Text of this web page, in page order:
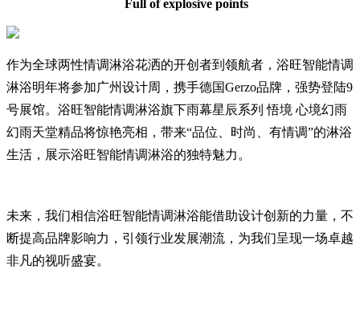
Full of explosive points
作为全球两性情调淋浴花洒的开创者到领航者，浴旺智能情调
淋浴明年将参加广州设计周，携手德国Gerzo品牌，强势登陆9
号展馆。浴旺智能情调淋浴旗下雨幕星辰系列 悟境 心境幻雨
幻雨天堂精品将惊艳亮相，带来“品位、时尚、有情调”的淋浴
生活，展示浴旺智能情调淋浴的独特魅力。
未来，我们相信浴旺智能情调淋浴能借助设计创新的力量，不
断提高品牌影响力，引领行业发展潮流，为我们呈现一场卓越
非凡的视听盛宴。